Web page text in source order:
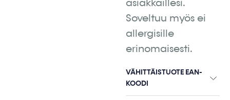
asiakkaillesi.
Soveltuu myös ei
allergisille
erinomaisesti.
VÄHITTÄISTUOTE EAN-
KOODI